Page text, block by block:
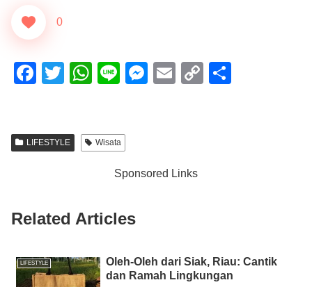
0
F
e
o
k
T
er
W
s
p
Li
M
g
E
C
LIFESTYLE Wisata
Sponsored Links
Related Articles
LIFESTYLE
Oleh-Oleh dari Siak, Riau: Cantik
dan Ramah Lingkungan